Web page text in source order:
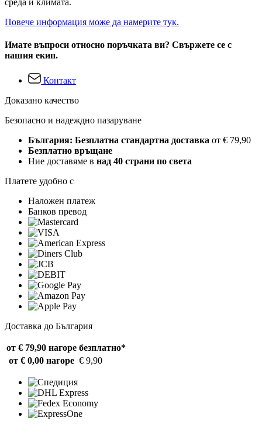
среда и климата.
Повече информация може да намерите тук.
Имате въпроси относно поръчката ви? Свържете се с
нашия екип.
Контакт
Доказано качество
Безопасно и надеждно пазаруване
България: Безплатна стандартна доставка от € 79,90
Безплатно връщане
Ние доставяме в над 40 страни по света
Платете удобно с
Наложен платеж
Банков превод
Доставка до България
от € 79,90 нагоре безплатно*
от € 0,00 нагоре € 9,90